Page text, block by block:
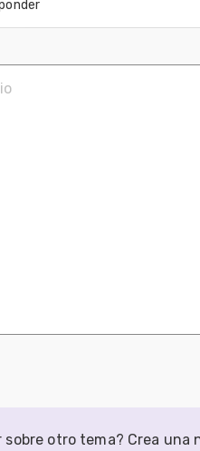
sobre otro tema? Crea